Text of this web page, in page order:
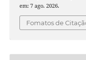
em: 7 ago. 2026.
Fomatos de